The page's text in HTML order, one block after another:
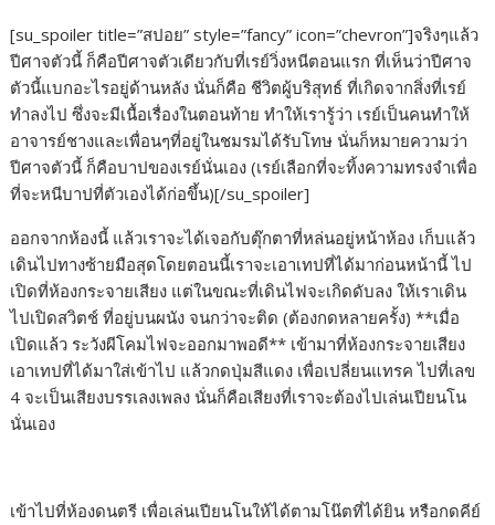
[su_spoiler title=”สปอย” style=”fancy” icon=”chevron”]จริงๆแล้ว
ปีศาจตัวนี้ ก็คือปีศาจตัวเดียวกับที่เรย์วิ่งหนีตอนแรก ที่เห็นว่าปีศาจ
ตัวนี้แบกอะไรอยู่ด้านหลัง นั่นก็คือ ชีวิตผู้บริสุทธ์ ที่เกิดจากสิ่งที่เรย์
ทำลงไป ซึ่งจะมีเนื้อเรื่องในตอนท้าย ทำให้เรารู้ว่า เรย์เป็นคนทำให้
อาจารย์ชางและเพื่อนๆที่อยู่ในชมรมได้รับโทษ นั่นก็หมายความว่า
ปีศาจตัวนี้ ก็คือบาปของเรย์นั่นเอง (เรย์เลือกที่จะทิ้งความทรงจำเพื่อ
ที่จะหนีบาปที่ตัวเองได้ก่อขึ้น)[/su_spoiler]
ออกจากห้องนี้ แล้วเราจะได้เจอกับตุ๊กตาที่หล่นอยู่หน้าห้อง เก็บแล้ว
เดินไปทางซ้ายมือสุดโดยตอนนี้เราจะเอาเทปที่ได้มาก่อนหน้านี้ ไป
เปิดที่ห้องกระจายเสียง แต่ในขณะที่เดินไฟจะเกิดดับลง ให้เราเดิน
ไปเปิดสวิตช์ ที่อยู่บนผนัง จนกว่าจะติด (ต้องกดหลายครั้ง) **เมื่อ
เปิดแล้ว ระวังผีโคมไฟจะออกมาพอดี** เข้ามาที่ห้องกระจายเสียง
เอาเทปที่ได้มาใส่เข้าไป แล้วกดปุ่มสีแดง เพื่อเปลี่ยนแทรค ไปที่เลข
4 จะเป็นเสียงบรรเลงเพลง นั่นก็คือเสียงที่เราจะต้องไปเล่นเปียนโน
นั่นเอง
เข้าไปที่ห้องดนตรี เพื่อเล่นเปียนโนให้ได้ตามโน๊ตที่ได้ยิน หรือกดคีย์